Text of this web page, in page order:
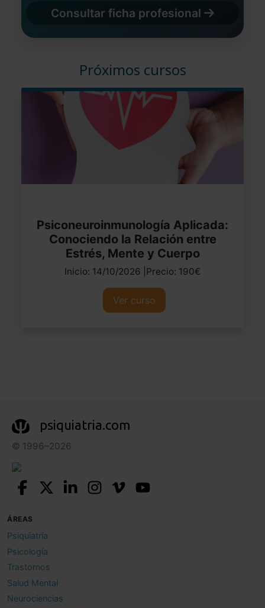
Consultar ficha profesional
Próximos cursos
Psiconeuroinmunología Aplicada:
Conociendo la Relación entre
Estrés, Mente y Cuerpo
Inicio: 14/10/2026 |Precio: 190€
Ver curso
psiquiatria.com
© 1996–2026
ÁREAS
Psiquiatría
Psicología
Trastornos
Salud Mental
Neurociencias